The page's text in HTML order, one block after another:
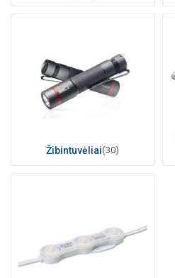
Žibintuvėliai(30)